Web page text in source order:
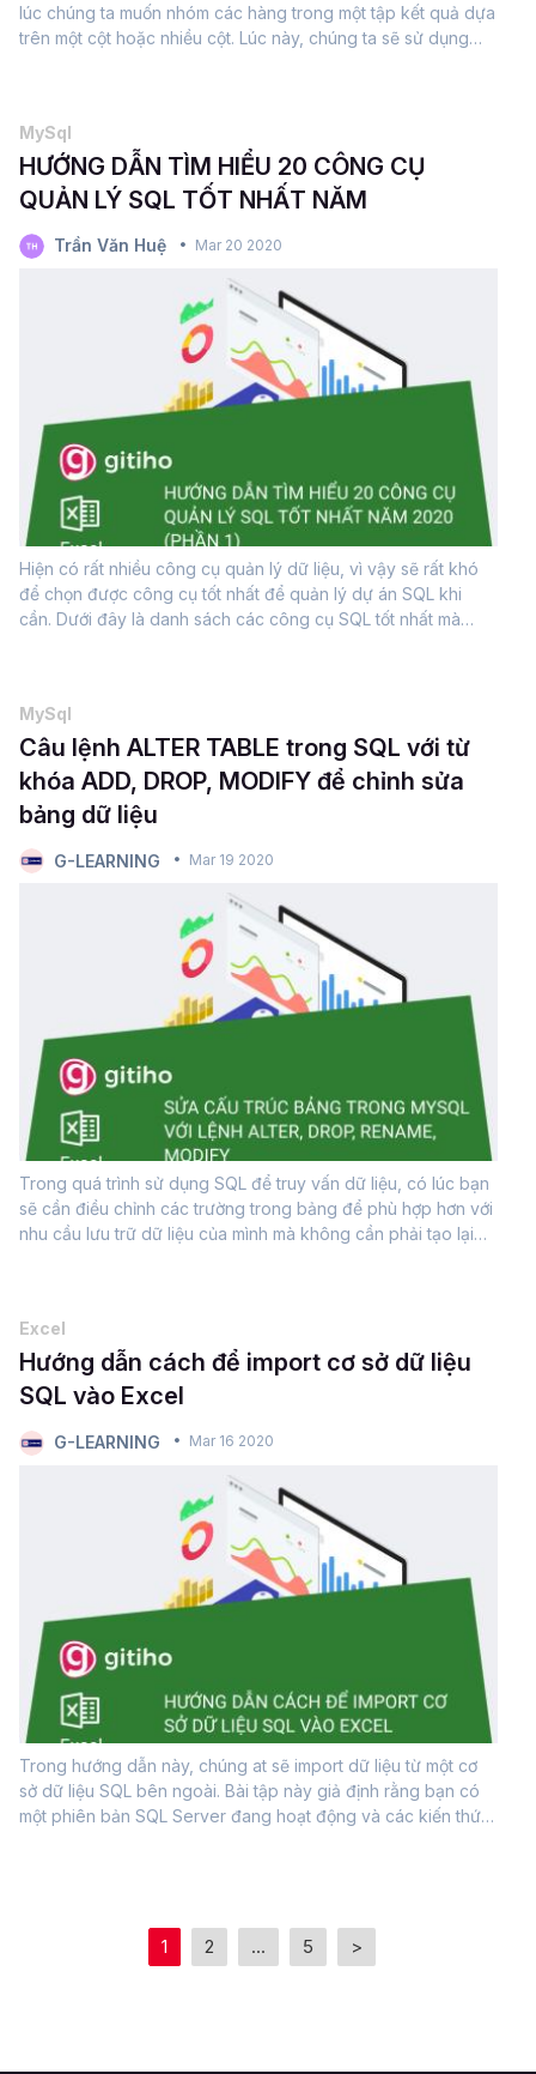
lúc chúng ta muốn nhóm các hàng trong một tập kết quả dựa
trên một cột hoặc nhiều cột. Lúc này, chúng ta sẽ sử dụng
MySql
HƯỚNG DẪN TÌM HIỂU 20 CÔNG CỤ
QUẢN LÝ SQL TỐT NHẤT NĂM
Trần Văn Huệ Mar 20 2020
Hiện có rất nhiều công cụ quản lý dữ liệu, vì vậy sẽ rất khó
để chọn được công cụ tốt nhất để quản lý dự án SQL khi
cần. Dưới đây là danh sách các công cụ SQL tốt nhất mà
MySql
Câu lệnh ALTER TABLE trong SQL với từ
khóa ADD, DROP, MODIFY để chỉnh sửa
bảng dữ liệu
G-LEARNING Mar 19 2020
Trong quá trình sử dụng SQL để truy vấn dữ liệu, có lúc bạn
sẽ cần điều chỉnh các trường trong bảng để phù hợp hơn với
nhu cầu lưu trữ dữ liệu của mình mà không cần phải tạo lại
Excel
Hướng dẫn cách để import cơ sở dữ liệu
SQL vào Excel
G-LEARNING Mar 16 2020
Trong hướng dẫn này, chúng at sẽ import dữ liệu từ một cơ
sở dữ liệu SQL bên ngoài. Bài tập này giả định rằng bạn có
một phiên bản SQL Server đang hoạt động và các kiến thức
1 2 ... 5 >